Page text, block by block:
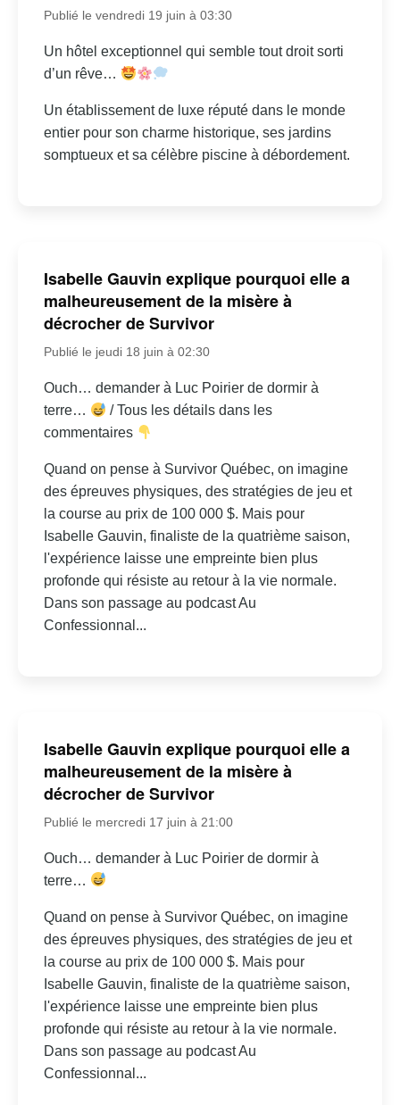
Publié le vendredi 19 juin à 03:30
Un hôtel exceptionnel qui semble tout droit sorti
d’un rêve…
Un établissement de luxe réputé dans le monde
entier pour son charme historique, ses jardins
somptueux et sa célèbre piscine à débordement.
Isabelle Gauvin explique pourquoi elle a
malheureusement de la misère à
décrocher de Survivor
Publié le jeudi 18 juin à 02:30
Ouch… demander à Luc Poirier de dormir à
terre…
/ Tous les détails dans les
commentaires
Quand on pense à Survivor Québec, on imagine
des épreuves physiques, des stratégies de jeu et
la course au prix de 100 000 $. Mais pour
Isabelle Gauvin, finaliste de la quatrième saison,
l'expérience laisse une empreinte bien plus
profonde qui résiste au retour à la vie normale.
Dans son passage au podcast Au
Confessionnal...
Isabelle Gauvin explique pourquoi elle a
malheureusement de la misère à
décrocher de Survivor
Publié le mercredi 17 juin à 21:00
Ouch… demander à Luc Poirier de dormir à
terre…
Quand on pense à Survivor Québec, on imagine
des épreuves physiques, des stratégies de jeu et
la course au prix de 100 000 $. Mais pour
Isabelle Gauvin, finaliste de la quatrième saison,
l'expérience laisse une empreinte bien plus
profonde qui résiste au retour à la vie normale.
Dans son passage au podcast Au
Confessionnal...